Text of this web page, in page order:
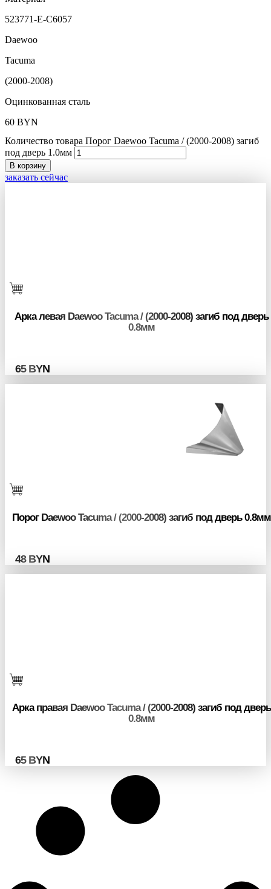
523771-E-C6057
Daewoo
Tacuma
(2000-2008)
Оцинкованная сталь
60 BYN
Количество товара Порог Daewoo Tacuma / (2000-2008) загиб
под дверь 1.0мм
В корзину
заказать сейчас
Арка левая Daewoo Tacuma / (2000-2008) загиб под дверь
0.8мм
65 BYN
Порог Daewoo Tacuma / (2000-2008) загиб под дверь 0.8мм
48 BYN
Арка правая Daewoo Tacuma / (2000-2008) загиб под дверь
0.8мм
65 BYN